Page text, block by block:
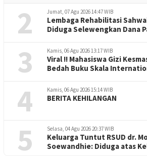
2 Jumat, 07 Agu 2026 14:47 WIB
Lembaga Rehabilitasi
Diduga Selewengkan Dana
3 Kamis, 06 Agu 2026 13:17 WIB
Viral !! Mahasiswa Gizi
Bedah Buku Skala
4 Kamis, 06 Agu 2026 15:14 WIB
BERITA KEHILANGAN
5 Selasa, 04 Agu 2026 20:37 WIB
Keluarga Tuntut RSUD dr.
Soewandhie: Diduga atas